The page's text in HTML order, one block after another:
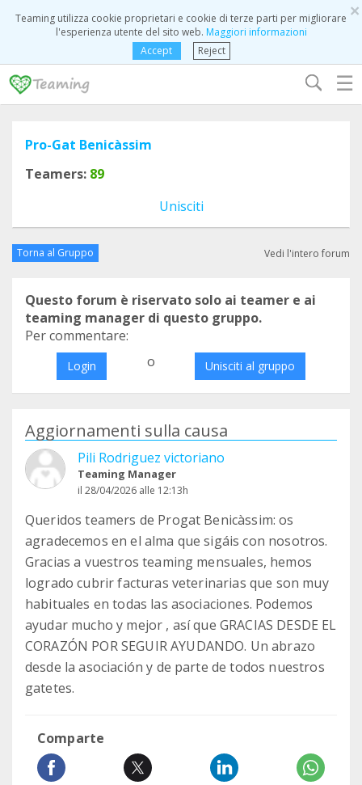
×
Teaming utilizza cookie proprietari e cookie di terze parti per migliorare
l'esperienza utente del sito web. Maggiori informazioni
Accept
Reject
☰
Pro-Gat Benicàssim
Teamers: 89
Unisciti
Torna al Gruppo Vedi l'intero forum
Questo forum è riservato solo ai teamer e ai
teaming manager di questo gruppo.
Per commentare:
Login o Unisciti al gruppo
Aggiornamenti sulla causa
Pili Rodriguez victoriano
Teaming Manager
il 28/04/2026 alle 12:13h
Queridos teamers de Progat Benicàssim: os
agradecemos en el alma que sigáis con nosotros.
Gracias a vuestros teaming mensuales, hemos
logrado cubrir facturas veterinarias que son muy
habituales en todas las asociaciones. Podemos
ayudar mucho y mejor , así que GRACIAS DESDE EL
CORAZÓN POR SEGUIR AYUDANDO. Un abrazo
desde la asociación y de parte de todos nuestros
gatetes.
Comparte